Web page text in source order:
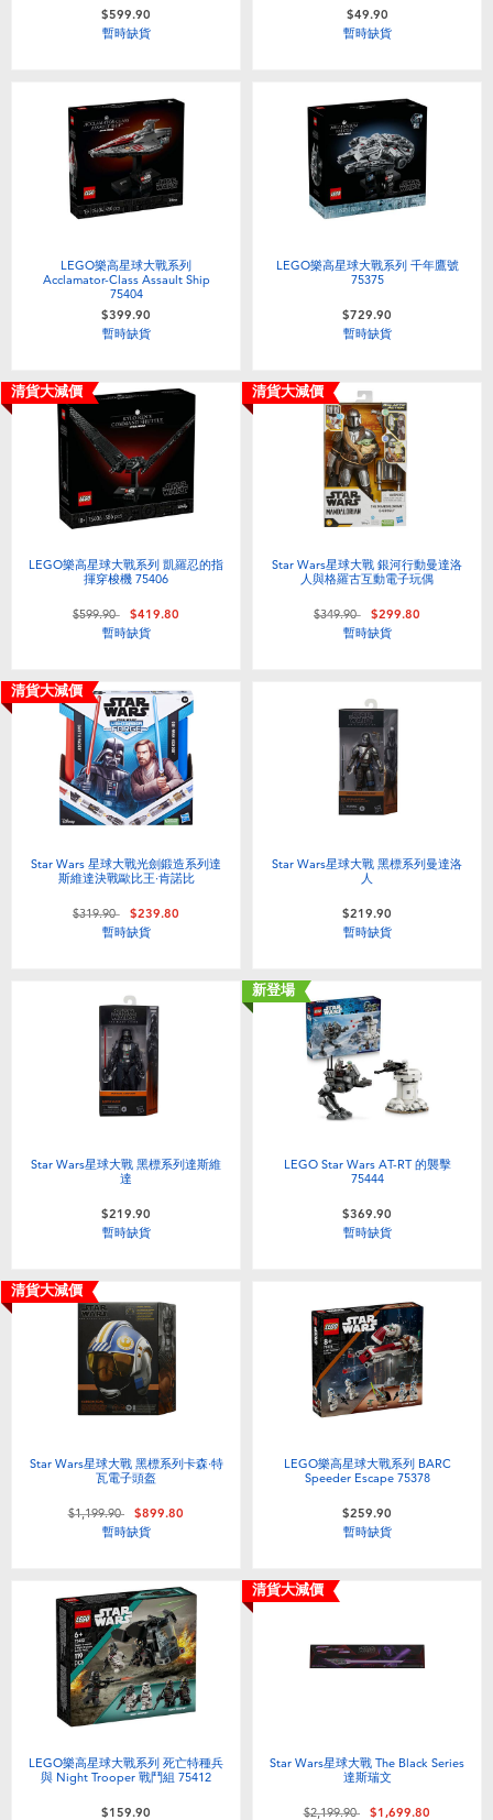
$599.90
暫時缺貨
$49.90
暫時缺貨
LEGO樂高星球大戰系列
Acclamator-Class Assault Ship
75404
$399.90
暫時缺貨
LEGO樂高星球大戰系列 千年鷹號
75375
$729.90
暫時缺貨
清貨大減價
LEGO樂高星球大戰系列 凱羅忍的指
揮穿梭機 75406
價格從
$599.90至$419.80
暫時缺貨
清貨大減價
Star Wars星球大戰 銀河行動曼達洛
人與格羅古互動電子玩偶
價格從
$349.90至$299.80
暫時缺貨
清貨大減價
Star Wars 星球大戰光劍鍛造系列達
斯維達決戰歐比王·肯諾比
價格從
$319.90至$239.80
暫時缺貨
Star Wars星球大戰 黑標系列曼達洛
人
$219.90
暫時缺貨
Star Wars星球大戰 黑標系列達斯維
達
$219.90
暫時缺貨
新登場
LEGO Star Wars AT-RT 的襲擊
75444
$369.90
暫時缺貨
清貨大減價
Star Wars星球大戰 黑標系列卡森·特
瓦電子頭盔
價格從
$1,199.90至$899.80
暫時缺貨
LEGO樂高星球大戰系列 BARC
Speeder Escape 75378
$259.90
暫時缺貨
LEGO樂高星球大戰系列 死亡特種兵
與 Night Trooper 戰鬥組 75412
$159.90
清貨大減價
Star Wars星球大戰 The Black Series
達斯瑞文
價格從
$2,199.90至$1,699.80